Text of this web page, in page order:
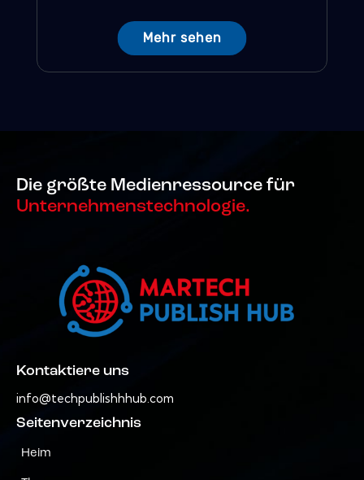
Mehr sehen
Die größte Medienressource für
Unternehmenstechnologie.
Kontaktiere uns
info@techpublishhhub.com
Seitenverzeichnis
Heim